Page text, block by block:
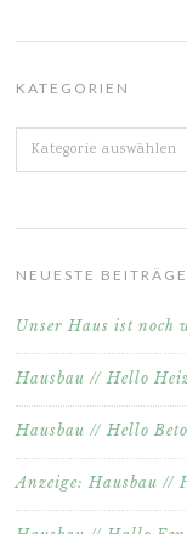
KATEGORIEN
Kategorien
NEUESTE BEITRÄGE
Unser Haus ist noch
Hausbau // Hello
Hausbau // Hello
Anzeige: Hausbau //